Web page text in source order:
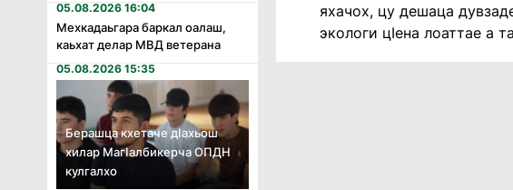
05.08.2026 16:04
Мехкадаьгара баркал оалаш,
каьхат делар МВД ветерана
05.08.2026 15:35
Берашца кхетаче дӏахьош
хилар Магӏалбикерча ОПДН
кулгалхо
яхачох, цу дешаца
экологи цIена лоаттае а